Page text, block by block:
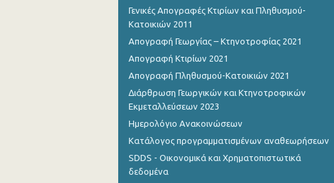
Γενικές Απογραφές Κτιρίων και Πληθυσμού-
Κατοικιών 2011
Απογραφή Γεωργίας – Κτηνοτροφίας 2021
Απογραφή Κτιρίων 2021
Απογραφή Πληθυσμού-Κατοικιών 2021
Διάρθρωση Γεωργικών και Κτηνοτροφικών
Εκμεταλλεύσεων 2023
Ημερολόγιο Ανακοινώσεων
Κατάλογος προγραμματισμένων αναθεωρήσεων
SDDS - Οικονομικά και Χρηματοπιστωτικά
δεδομένα